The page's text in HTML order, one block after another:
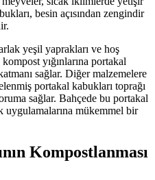
besin açısından zengindir
yeşil yaprakları ve hoş
yığınlarına portakal
sağlar. Diğer malzemelere
portakal kabukları toprağı
sağlar. Bahçede bu portakal
mükemmel bir
Kompostlanması